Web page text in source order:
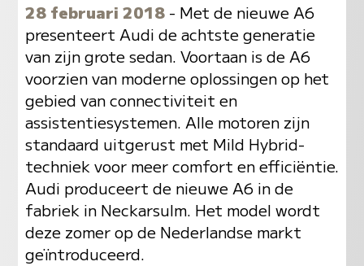
28 februari 2018- Met de nieuwe A6
presenteert Audi de achtste generatie
van zijn grote sedan. Voortaan is de A6
voorzien van moderne oplossingen op het
gebied van connectiviteit en
assistentiesystemen. Alle motoren zijn
standaard uitgerust met Mild Hybrid-
techniek voor meer comfort en efficiëntie.
Audi produceert de nieuwe A6 in de
fabriek in Neckarsulm. Het model wordt
deze zomer op de Nederlandse markt
geïntroduceerd.